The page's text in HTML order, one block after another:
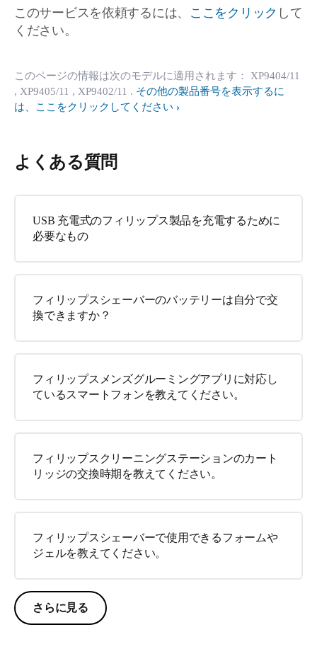
このサービスを依頼するには、
ここをクリック して
ください。
このページの情報は次のモデルに適用されます： XP9404/11
, XP9405/11 , XP9402/11 . その他の製品番号を表示するに
は、ここをクリックしてください
よくある質問
USB 充電式のフィリップス製品を充電するために
必要なもの
フィリップスシェーバーのバッテリーは自分で交
換できますか？
フィリップスメンズグルーミングアプリに対応し
ているスマートフォンを教えてください。
フィリップスクリーニングステーションのカート
リッジの交換時期を教えてください。
フィリップスシェーバーで使用できるフォームや
ジェルを教えてください。
さらに見る